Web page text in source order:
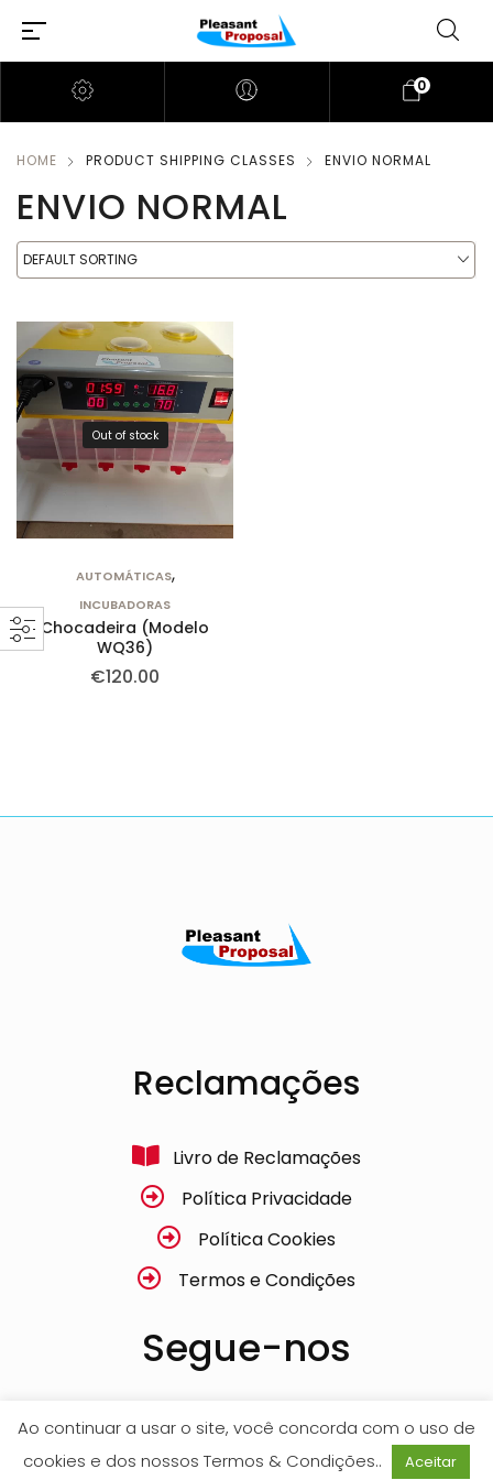
0
HOME PRODUCT SHIPPING CLASSES ENVIO NORMAL
ENVIO NORMAL
DEFAULT SORTING
Out of stock
AUTOMÁTICAS,
INCUBADORAS
Chocadeira (Modelo
WQ36)
€120.00
Reclamações
Livro de Reclamações
Política Privacidade
Política Cookies
Termos e Condições
Segue-nos
Facebook
Instagram
Ao continuar a usar o site, você concorda com o uso de
cookies e dos nossos Termos & Condições..
Aceitar